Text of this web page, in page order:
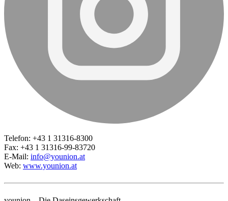
Telefon: +43 1 31316-8300
Fax: +43 1 31316-99-83720
E-Mail: info@younion.at
Web: www.younion.at